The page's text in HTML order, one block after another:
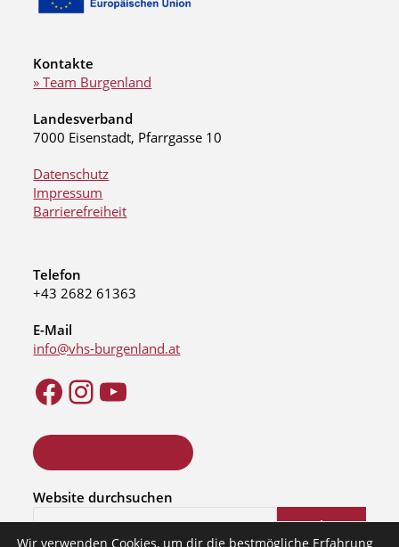
Kontakte
» Team Burgenland
Landesverband
7000 Eisenstadt, Pfarrgasse 10
Datenschutz
Impressum
Barrierefreiheit
Telefon
+43 2682 61363
E-Mail
info@vhs-burgenland.at
Website durchsuchen
Suchen
Wir verwenden Cookies, um dir die bestmögliche Erfahrung